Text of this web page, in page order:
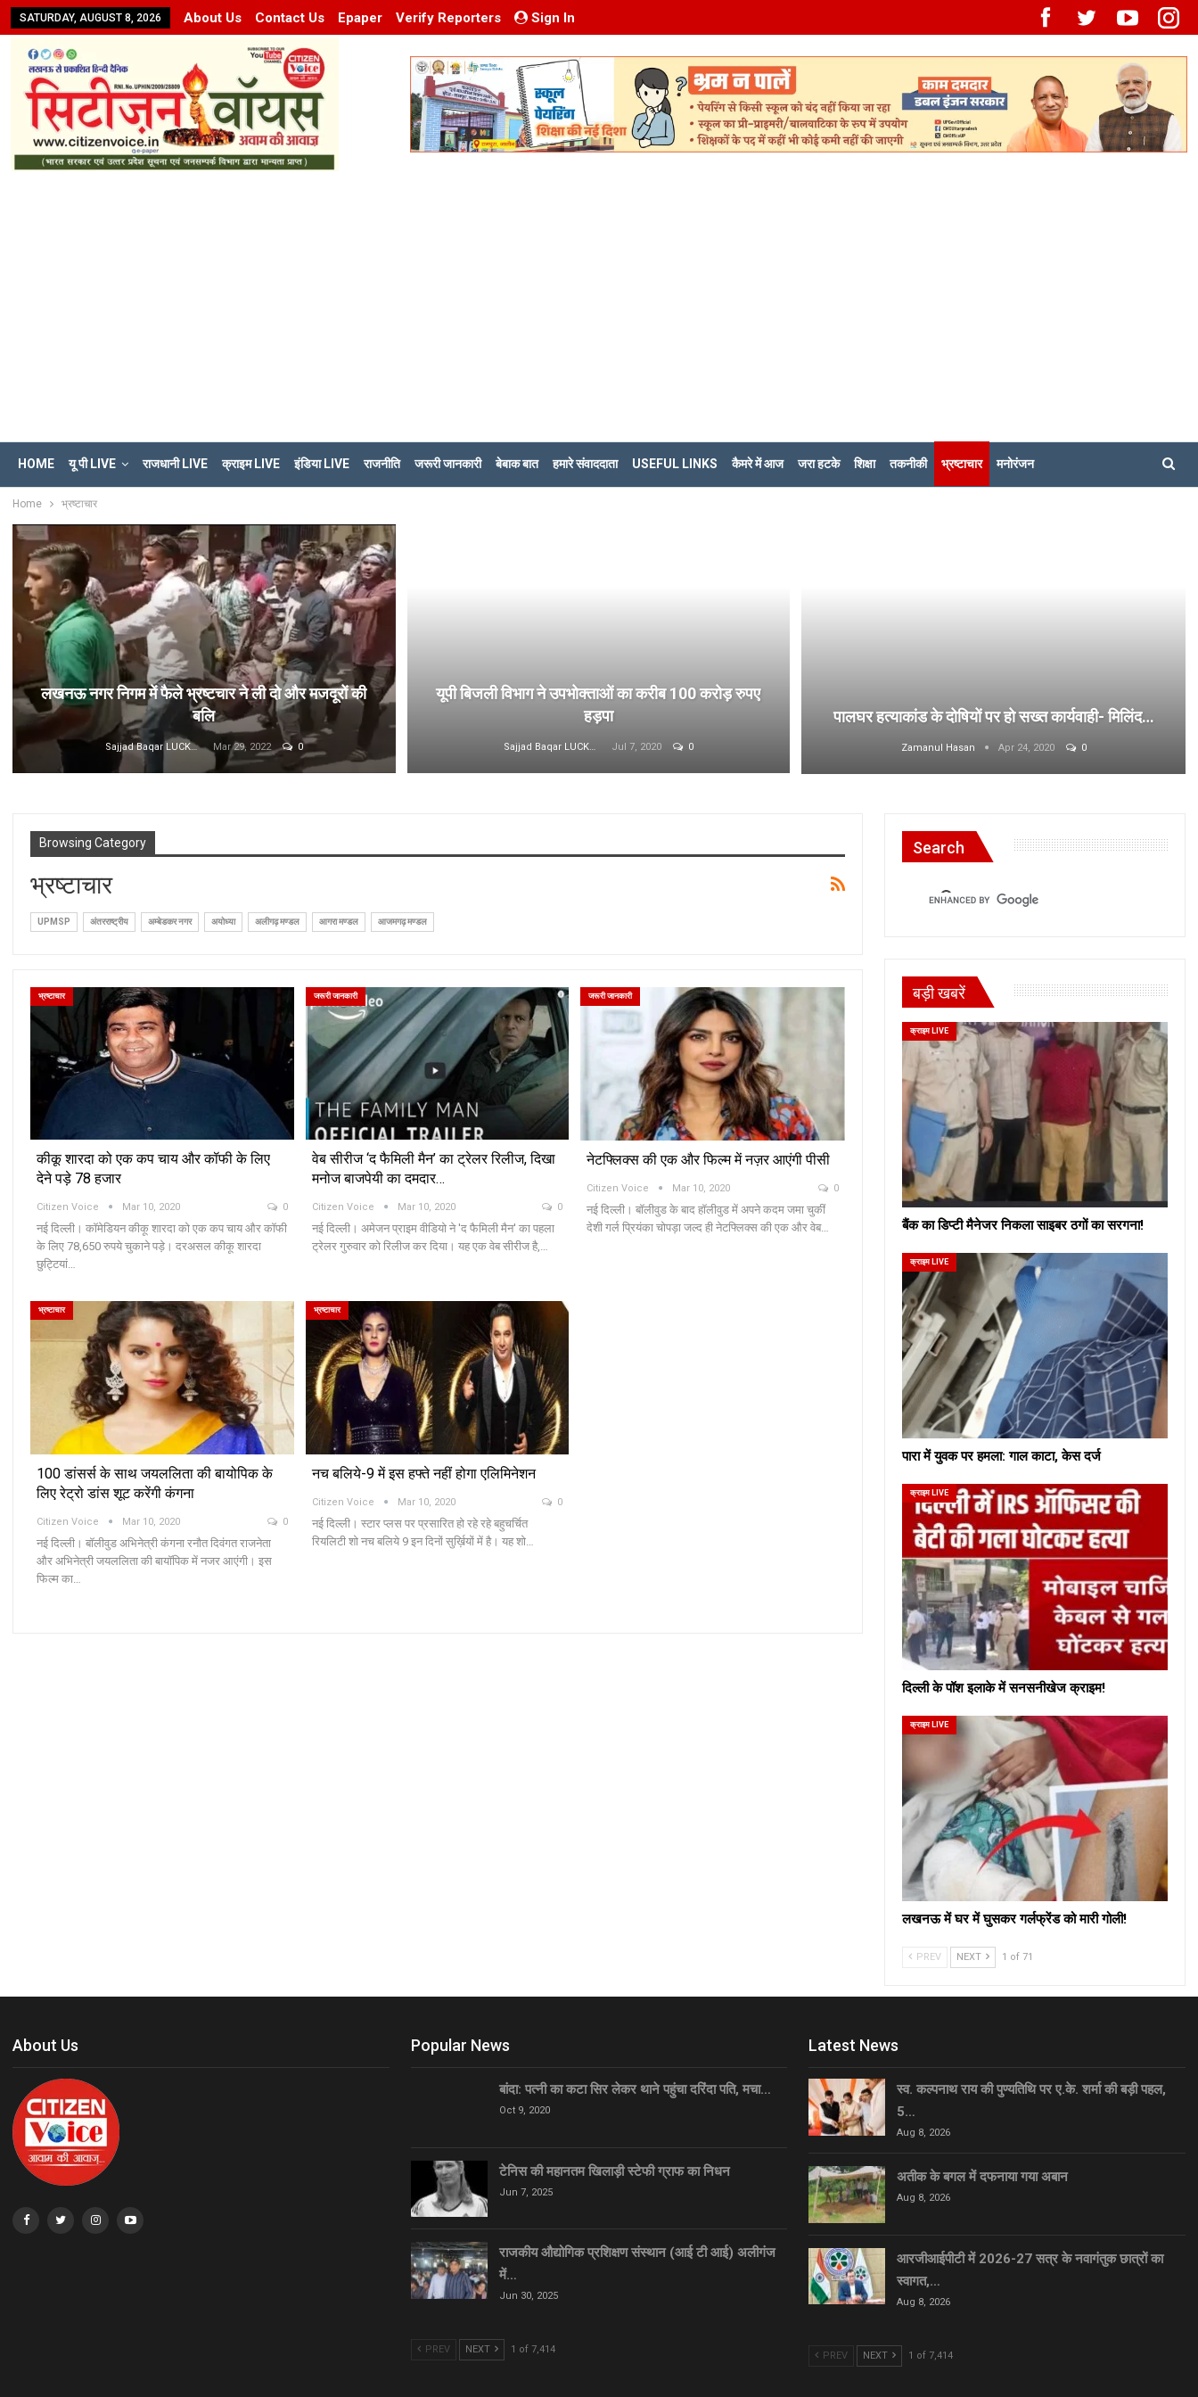
SATURDAY, AUGUST 8, 2026 About Us Contact Us Epaper Verify Reporters Sign In
HOME यू पी LIVE राजधानी LIVE क्राइम LIVE इंडिया LIVE राजनीति जरूरी जानकारी बेबाक बात हमारे संवाददाता USEFUL LINKS कैमरे में आज जरा हटके शिक्षा तकनीकी भ्रष्टाचार मनोरंजन
Home भ्रष्टाचार
लखनऊ नगर निगम में फैले भ्रष्टचार ने ली दो और मजदूरों की
बलि
Sajjad Baqar LUCKNOW Mar 29, 2022 0
यूपी बिजली विभाग ने उपभोक्ताओं का करीब 100 करोड़ रुपए
हड़पा
Sajjad Baqar LUCKNOW Jul 7, 2020 0
पालघर हत्याकांड के दोषियों पर हो सख्त कार्यवाही- मिलिंद…
Zamanul Hasan Apr 24, 2020 0
Browsing Category
भ्रष्टाचार
UPMSP अंतरराष्ट्रीय अम्बेडकर नगर अयोध्या अलीगढ़ मण्डल आगरा मण्डल आजमगढ़ मण्डल
भ्रष्टाचार
कीकू शारदा को एक कप चाय और कॉफी के लिए
देने पड़े 78 हजार
Citizen Voice Mar 10, 2020 0
नई दिल्ली। कॉमेडियन कीकू शारदा को एक कप चाय और कॉफी
के लिए 78,650 रुपये चुकाने पड़े। दरअसल कीकू शारदा
छुट्टियां…
जरूरी जानकारी
वेब सीरीज ‘द फैमिली मैन’ का ट्रेलर रिलीज, दिखा
मनोज बाजपेयी का दमदार…
Citizen Voice Mar 10, 2020 0
नई दिल्ली। अमेजन प्राइम वीडियो ने 'द फैमिली मैन' का पहला
ट्रेलर गुरुवार को रिलीज कर दिया। यह एक वेब सीरीज है,…
जरूरी जानकारी
नेटफ्लिक्स की एक और फिल्म में नज़र आएंगी पीसी
Citizen Voice Mar 10, 2020 0
नई दिल्ली। बॉलीवुड के बाद हॉलीवुड में अपने कदम जमा चुकीं
देशी गर्ल प्रियंका चोपड़ा जल्द ही नेटफ्लिक्स की एक और वेब…
भ्रष्टाचार
100 डांसर्स के साथ जयललिता की बायोपिक के
लिए रेट्रो डांस शूट करेंगी कंगना
Citizen Voice Mar 10, 2020 0
नई दिल्ली। बॉलीवुड अभिनेत्री कंगना रनौत दिवंगत राजनेता
और अभिनेत्री जयललिता की बायॉपिक में नजर आएंगी। इस
फिल्म का…
भ्रष्टाचार
नच बलिये-9 में इस हफ्ते नहीं होगा एलिमिनेशन
Citizen Voice Mar 10, 2020 0
नई दिल्ली। स्टार प्लस पर प्रसारित हो रहे रहे बहुचर्चित
रियलिटी शो नच बलिये 9 इन दिनों सुर्ख़ियों में है। यह शो…
Search
बड़ी खबरें
क्राइम LIVE
बैंक का डिप्टी मैनेजर निकला साइबर ठगों का सरगना!
क्राइम LIVE
पारा में युवक पर हमला: गाल काटा, केस दर्ज
क्राइम LIVE
दिल्ली के पॉश इलाके में सनसनीखेज क्राइम!
क्राइम LIVE
लखनऊ में घर में घुसकर गर्लफ्रेंड को मारी गोली!
PREV NEXT 1 of 71
About Us Popular News
बांदा: पत्नी का कटा सिर लेकर थाने पहुंचा दरिंदा पति, मचा…
Oct 9, 2020
टेनिस की महानतम खिलाड़ी स्टेफी ग्राफ का निधन
Jun 7, 2025
राजकीय औद्योगिक प्रशिक्षण संस्थान (आई टी आई) अलीगंज
में…
Jun 30, 2025
PREV NEXT 1 of 7,414
Latest News
स्व. कल्पनाथ राय की पुण्यतिथि पर ए.के. शर्मा की बड़ी पहल,
5…
Aug 8, 2026
अतीक के बगल में दफनाया गया अबान
Aug 8, 2026
आरजीआईपीटी में 2026-27 सत्र के नवागंतुक छात्रों का
स्वागत,…
Aug 8, 2026
PREV NEXT 1 of 7,414